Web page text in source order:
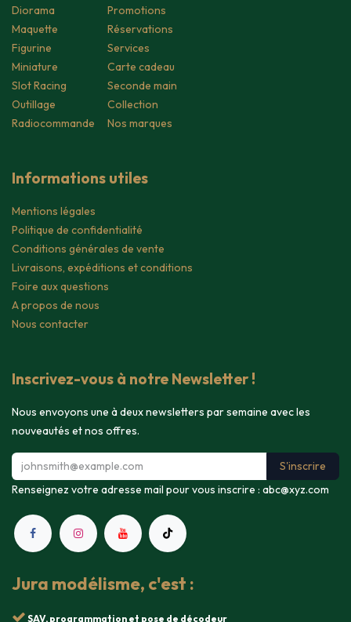
Diorama
Maquette
Figurine
Miniature
Slot Racing
Outillage
Radiocommande
Promotions
Réservations
Services
Carte cadeau
Seconde main
Collection
Nos marques
Informations utiles
Mentions légales
Politique de confidentialité
Conditions générales de vente
Livraisons, expéditions et conditions
Foire aux questions
A propos de nous
Nous contacter
Inscrivez-vous à notre Newsletter !
Nous envoyons une à deux newsletters par semaine avec les
nouveautés et nos offres.
S'inscrire
Renseignez votre adresse mail pour vous inscrire : abc@xyz.com
Jura modélisme, c'est :
SAV, programmation et pose de décodeur